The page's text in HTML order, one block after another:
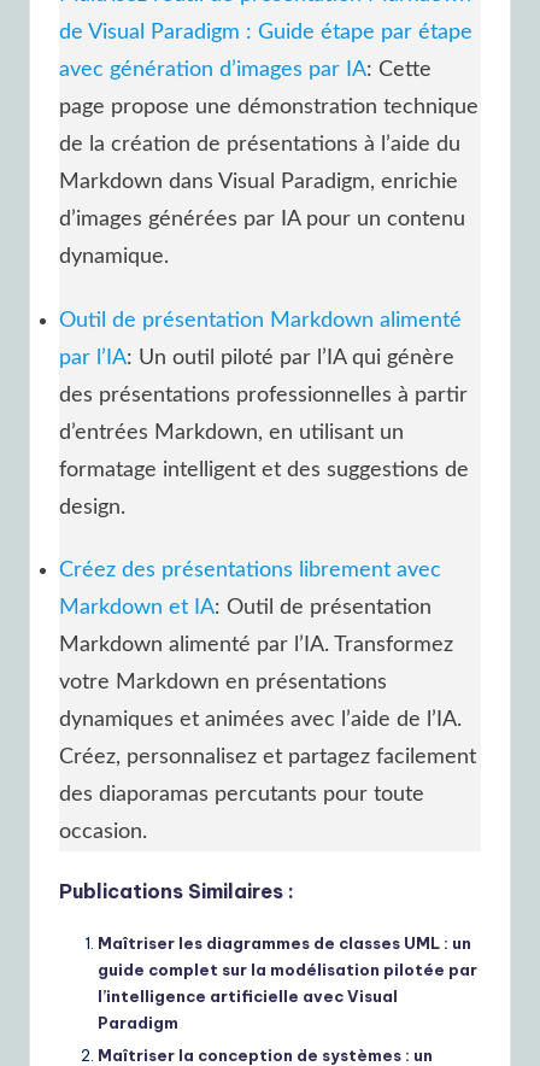
de Visual Paradigm : Guide étape par étape
avec génération d’images par IA: Cette
page propose une démonstration technique
de la création de présentations à l’aide du
Markdown dans Visual Paradigm, enrichie
d’images générées par IA pour un contenu
dynamique.
Outil de présentation Markdown alimenté
par l’IA: Un outil piloté par l’IA qui génère
des présentations professionnelles à partir
d’entrées Markdown, en utilisant un
formatage intelligent et des suggestions de
design.
Créez des présentations librement avec
Markdown et IA: Outil de présentation
Markdown alimenté par l’IA. Transformez
votre Markdown en présentations
dynamiques et animées avec l’aide de l’IA.
Créez, personnalisez et partagez facilement
des diaporamas percutants pour toute
occasion.
Publications Similaires :
Maîtriser les diagrammes de classes UML : un
guide complet sur la modélisation pilotée par
l’intelligence artificielle avec Visual
Paradigm
Maîtriser la conception de systèmes : un